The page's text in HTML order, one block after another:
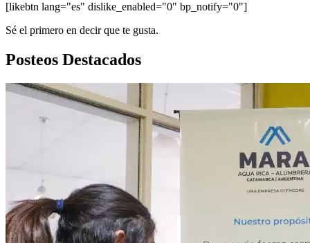
[likebtn lang="es" dislike_enabled="0" bp_notify="0"]
Sé el primero en decir que te gusta.
Posteos Destacados